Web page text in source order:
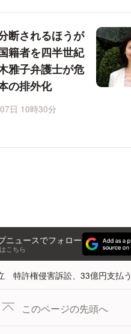
断されるほうが
籍者を四半世紀
雅子弁護士が危
の排外化
日 10時30分
ニュースでフォロー
こちら
特許権侵害訴訟、33億円支払う
このページの先頭へ